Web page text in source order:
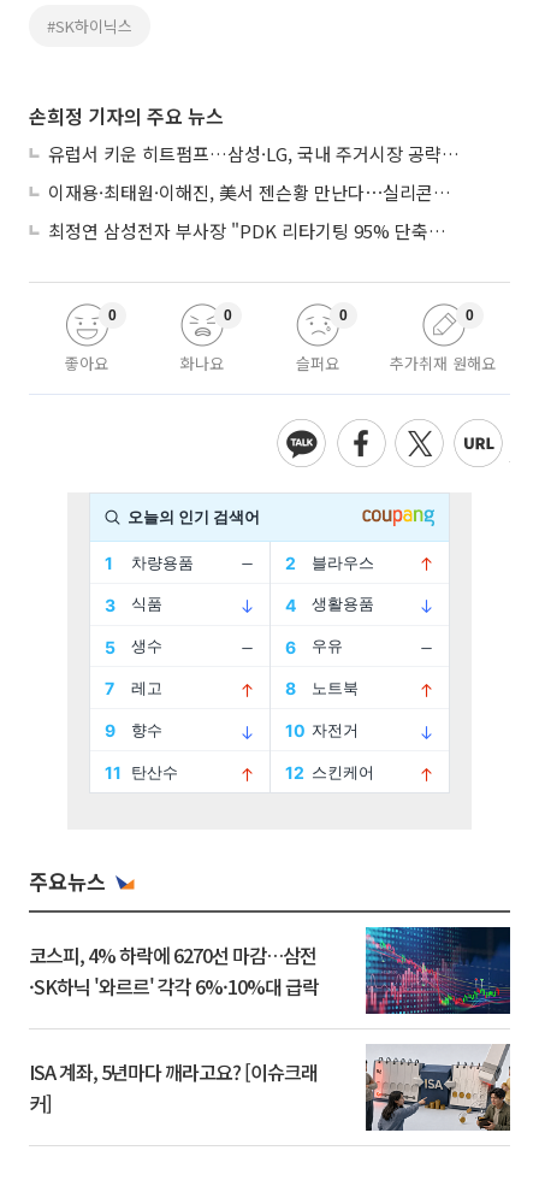
#SK하이닉스
손희정 기자의 주요 뉴스
유럽서 키운 히트펌프…삼성·LG, 국내 주거시장 공략 ‘속도’
이재용·최태원·이해진, 美서 젠슨황 만난다⋯실리콘밸리 집결하는 AI리더
최정연 삼성전자 부사장 "PDK 리타기팅 95% 단축…에이전트 AI 시범 활용"
좋아요
0
화나요
0
슬퍼요
0
추가취재 원해요
0
주요뉴스
코스피, 4% 하락에 6270선 마감…삼전
·SK하닉 '와르르' 각각 6%·10%대 급락
ISA 계좌, 5년마다 깨라고요? [이슈크래
커]